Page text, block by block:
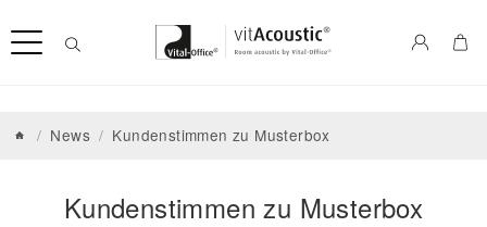
/ News / Kundenstimmen zu Musterbox
Kundenstimmen zu Musterbox